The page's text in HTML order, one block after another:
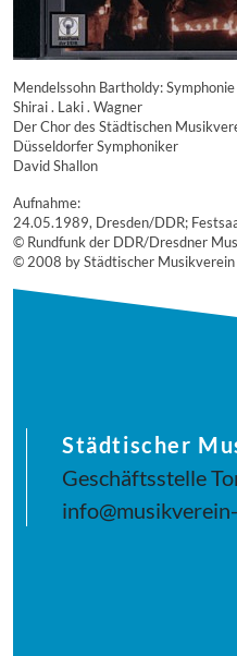
Mendelssohn Bartholdy: Symphonie
Shirai . Laki . Wagner
Der Chor des Städtischen
Düsseldorfer Symphoniker
David Shallon
Aufnahme:
24.05.1989, Dresden/DDR;
© Rundfunk der DDR/Dresdner
© 2008 by Städtischer Musikverein
Städtischer
Geschäftsstelle